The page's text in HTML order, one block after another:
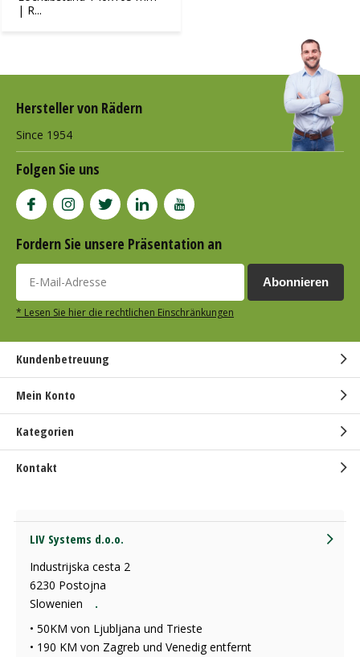
| R...
Hersteller von Rädern
Since 1954
Folgen Sie uns
Fordern Sie unsere Präsentation an
Abonnieren
* Lesen Sie hier die rechtlichen Einschränkungen
Kundenbetreuung
Mein Konto
Kategorien
Kontakt
LIV Systems d.o.o.
Industrijska cesta 2
6230 Postojna
Slowenien
.
• 50KM von Ljubljana und Trieste
• 190 KM von Zagreb und Venedig entfernt